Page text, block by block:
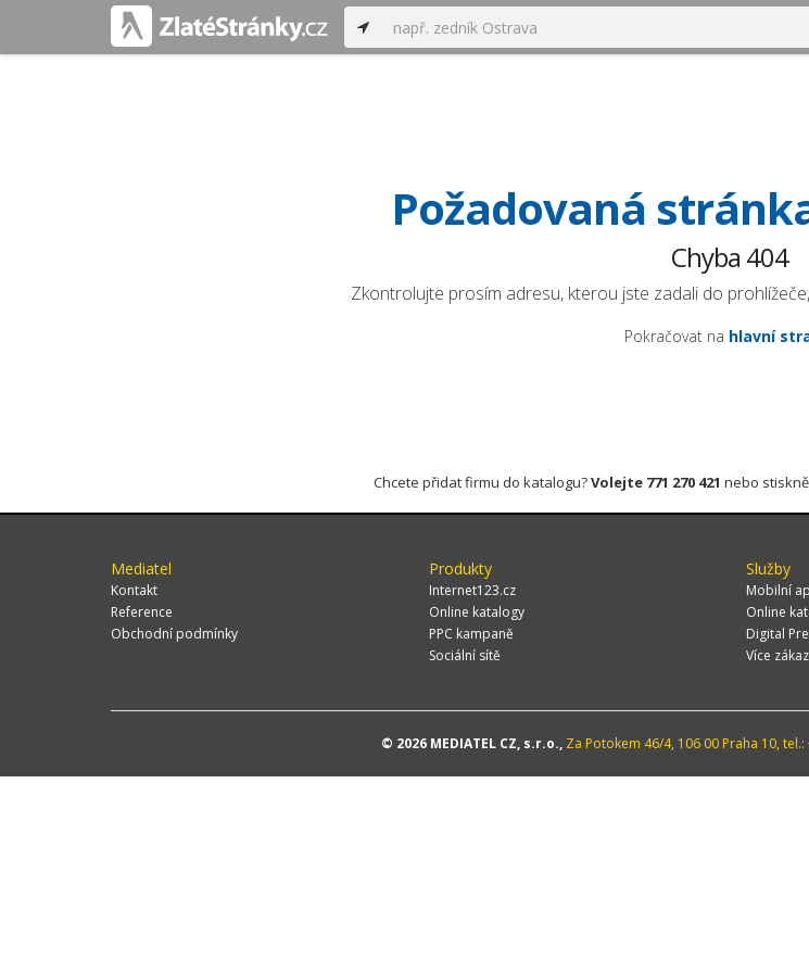
Požadovaná
Chyba 404
Zkontrolujte prosím adresu, kterou jste zadali do
Pokračovat na hlavní
Chcete přidat firmu do katalogu?Volejte 771 270 421 nebo
Mediatel
Kontakt
Reference
Obchodní podmínky
Produkty
Internet123.cz
Online katalogy
PPC kampaně
Sociální sítě
Služby
Mobilní
Online
Digital
Více
© 2026 MEDIATEL CZ, s.r.o.,Za Potokem 46/4, 106 00 Praha 10,